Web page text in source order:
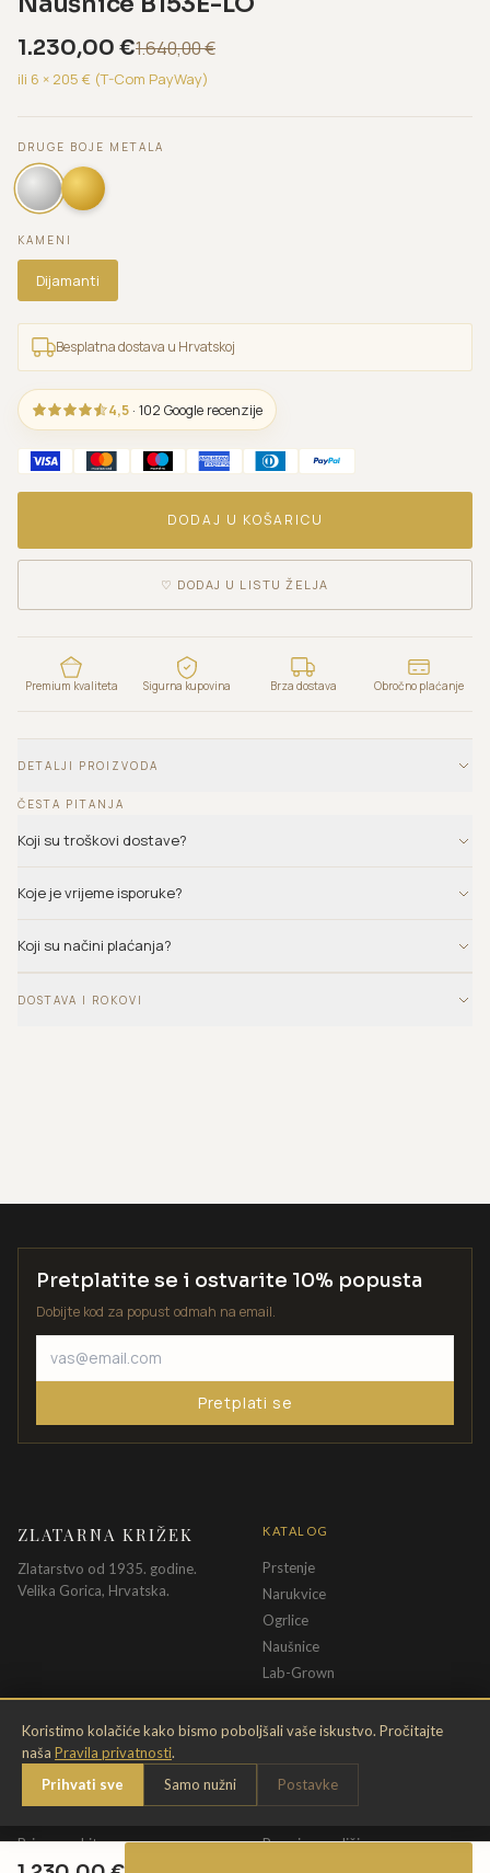
1.230,00 €1.640,00€
ili 6 × 205 € (T-Com PayWay)
DRUGE BOJE METALA
KAMENI
Dijamanti
Besplatna dostava u Hrvatskoj
4,5 · 102 Google recenzije
DODAJ U KOŠARICU
♡ DODAJ U LISTU ŽELJA
Premium kvaliteta Sigurna kupovina Brza dostava Obročno plaćanje
DETALJI PROIZVODA
ČESTA PITANJA
Koji su troškovi dostave?
Koje je vrijeme isporuke?
Koji su načini plaćanja?
DOSTAVA I ROKOVI
Koristimo kolačiće kako bismo poboljšali vaše iskustvo. Pročitajte
naša Pravila privatnosti.
Prihvati sve
Samo nužni Postavke
Pretplatite se i ostvarite 10% popusta
Dobijte kod za popust odmah na email.
Pretplati se
ZLATARNA KRIŽEK
Zlatarstvo od 1935. godine.
Velika Gorica, Hrvatska.
KATALOG
Prstenje
Narukvice
Ogrlice
Naušnice
Lab-Grown
INFORMACIJE
O nama
Kontakt
Briga o nakitu
PRAVNE ODREDBE
Pravila privatnosti
Opći uvjeti
Promjena veličine